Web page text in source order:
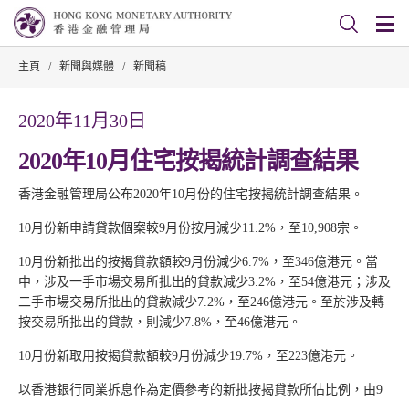
主頁 / 新聞與媒體 / 新聞稿
2020年11月30日
2020年10月住宅按揭統計調查結果
香港金融管理局公布2020年10月份的住宅按揭統計調查結果。
10月份新申請貸款個案較9月份按月減少11.2%，至10,908宗。
10月份新批出的按揭貸款額較9月份減少6.7%，至346億港元。當
中，涉及一手市場交易所批出的貸款減少3.2%，至54億港元；涉及
二手市場交易所批出的貸款減少7.2%，至246億港元。至於涉及轉
按交易所批出的貸款，則減少7.8%，至46億港元。
10月份新取用按揭貸款額較9月份減少19.7%，至223億港元。
以香港銀行同業拆息作為定價參考的新批按揭貸款所佔比例，由9